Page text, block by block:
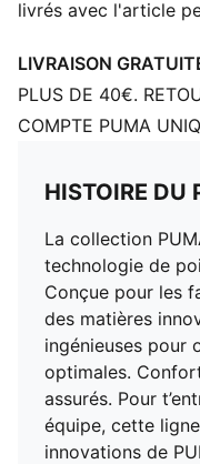
Poches : Poche
PUMA Enfant et
enfants âgés de 8 à
livrés avec l'article
LIVRAISON
PLUS DE 40€.
COMPTE PUMA
HISTOIRE DU
La collection
technologie de
Conçue pour les
des matières
ingénieuses pour
optimales.
assurés. Pour
équipe, cette
innovations de